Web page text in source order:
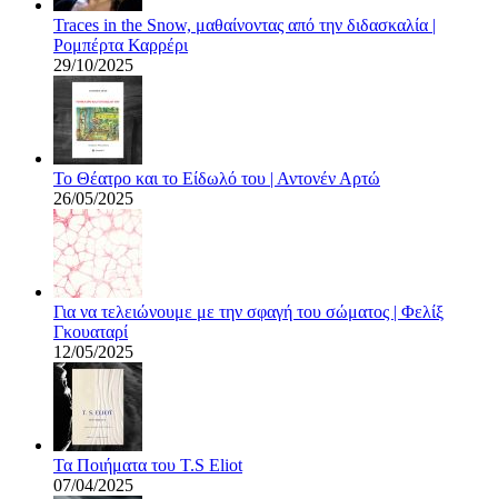
Traces in the Snow, μαθαίνοντας από την διδασκαλία |
Ρομπέρτα Καρρέρι
29/10/2025
Το Θέατρο και το Είδωλό του | Αντονέν Αρτώ
26/05/2025
Για να τελειώνουμε με την σφαγή του σώματος | Φελίξ
Γκουαταρί
12/05/2025
Τα Ποιήματα του T.S Eliot
07/04/2025